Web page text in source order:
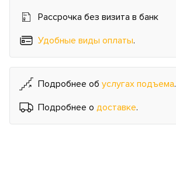
Рассрочка без визита в банк
Удобные виды оплаты.
Подробнее об услугах подъема.
Подробнее о доставке.